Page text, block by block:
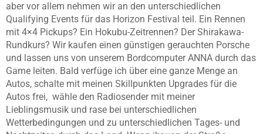
aber vor allem nehmen wir an den unterschiedlichen
Qualifying Events für das Horizon Festival teil. Ein Rennen
mit 4×4 Pickups? Ein Hokubu-Zeitrennen? Der Shirakawa-
Rundkurs? Wir kaufen einen günstigen gerauchten Porsche
und lassen uns von unserem Bordcomputer ANNA durch das
Game leiten. Bald verfüge ich über eine ganze Menge an
Autos, schalte mit meinen Skillpunkten Upgrades für die
Autos frei, wähle den Radiosender mit meiner
Lieblingsmusik und rase bei unterschiedlichen
Wetterbedingungen und zu unterschiedlichen Tages- und